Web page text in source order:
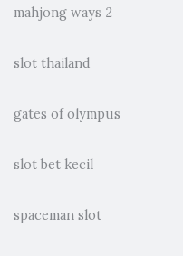
mahjong ways 2
slot thailand
gates of olympus
slot bet kecil
spaceman slot